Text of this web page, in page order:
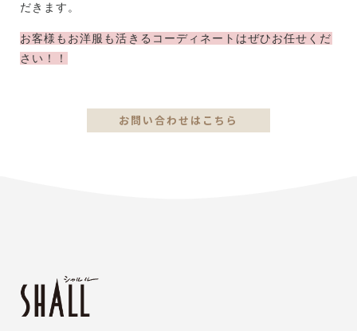
だきます。
お客様もお洋服も活きるコーディネートはぜひお任せくだ
さい！！
お問い合わせはこちら